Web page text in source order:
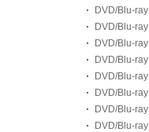
DVD/Blu-ray
DVD/Blu-ray
DVD/Blu-ray
DVD/Blu-ray
DVD/Blu-ray
DVD/Blu-ray
DVD/Blu-ray
DVD/Blu-ray